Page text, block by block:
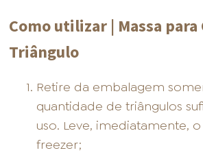
Como utilizar | Massa
Triângulo
Retire da embalagem
quantidade de triângulos
uso. Leve, imediatamente,
freezer;